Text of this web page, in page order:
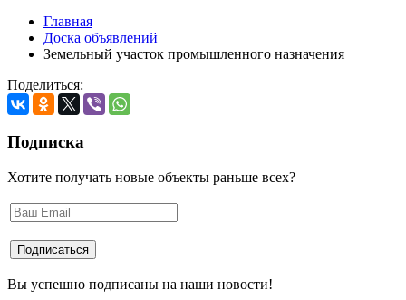
Главная
Доска объявлений
Земельный участок промышленного назначения
Поделиться:
Подписка
Хотите получать новые объекты раньше всех?
Вы успешно подписаны на наши новости!